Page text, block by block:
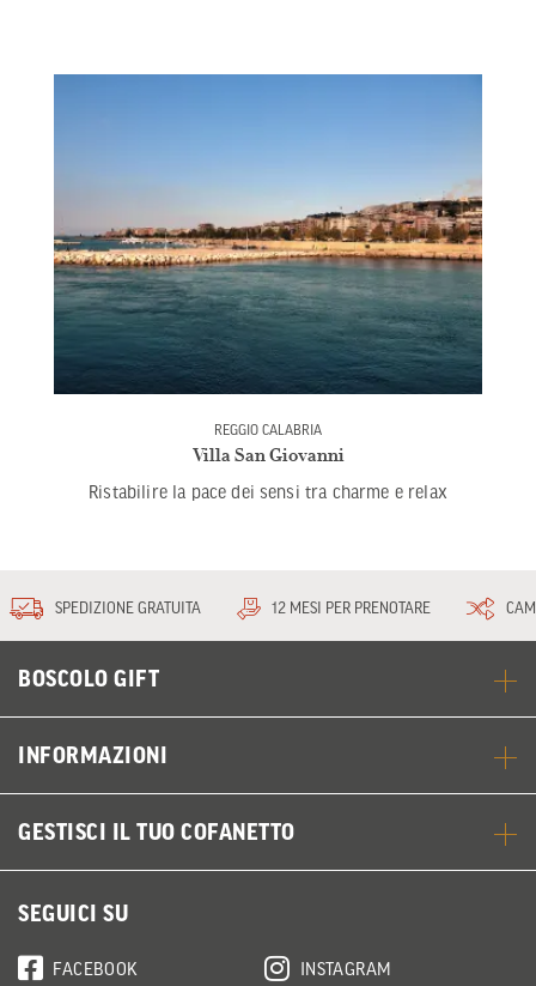
REGGIO CALABRIA
Villa San Giovanni
Ristabilire la pace dei sensi tra charme e relax
SPEDIZIONE GRATUITA 12 MESI PER PRENOTARE
BOSCOLO GIFT
INFORMAZIONI
GESTISCI IL TUO COFANETTO
SEGUICI SU
FACEBOOK INSTAGRAM